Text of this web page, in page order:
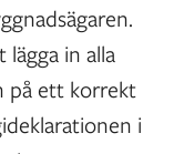
in alla
på ett korrekt
i